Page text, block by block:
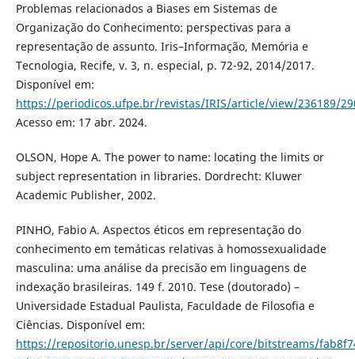
Problemas relacionados a Biases em Sistemas de
Organização do Conhecimento: perspectivas para a
representação de assunto. Iris–Informação, Memória e
Tecnologia, Recife, v. 3, n. especial, p. 72-92, 2014/2017.
Disponível em:
https://periodicos.ufpe.br/revistas/IRIS/article/view/236189/
Acesso em: 17 abr. 2024.
OLSON, Hope A. The power to name: locating the limits or
subject representation in libraries. Dordrecht: Kluwer
Academic Publisher, 2002.
PINHO, Fabio A. Aspectos éticos em representação do
conhecimento em temáticas relativas à homossexualidade
masculina: uma análise da precisão em linguagens de
indexação brasileiras. 149 f. 2010. Tese (doutorado) –
Universidade Estadual Paulista, Faculdade de Filosofia e
Ciências. Disponível em:
https://repositorio.unesp.br/server/api/core/bitstreams/